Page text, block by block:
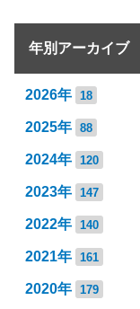
年別アーカイブ
2026年 18
2025年 88
2024年 120
2023年 147
2022年 140
2021年 161
2020年 179